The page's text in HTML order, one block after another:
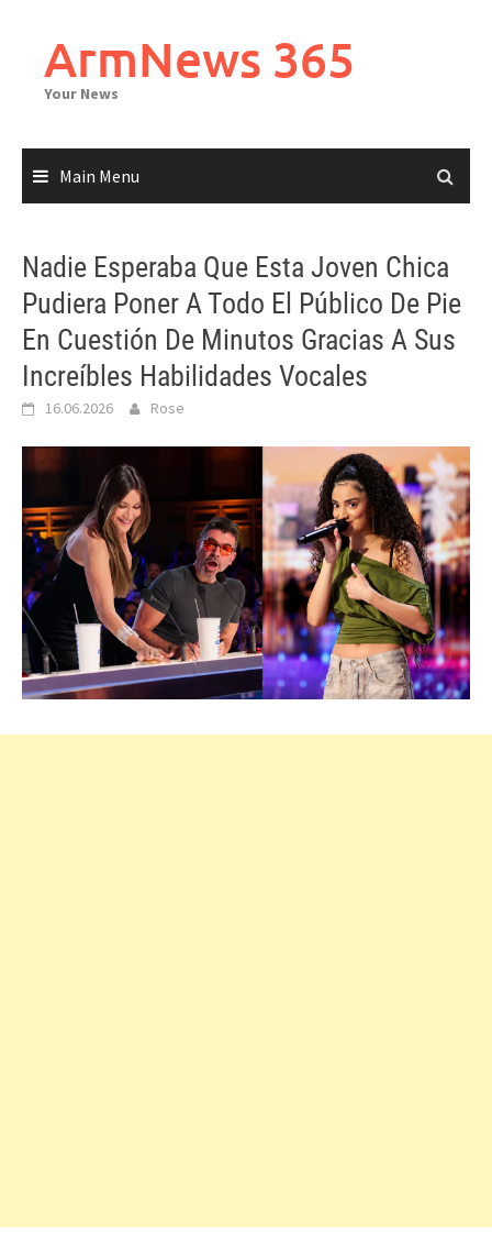
contentArmNews 365
Your News
Main Menu
Nadie Esperaba Que Esta Joven Chica
Pudiera Poner A Todo El Público De Pie
En Cuestión De Minutos Gracias A Sus
Increíbles Habilidades Vocales
16.06.2026 Rose